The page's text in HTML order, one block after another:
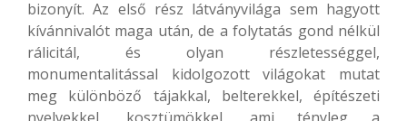
bizonyít. Az első rész látványvilága sem hagyott
kívánnivalót maga után, de a folytatás gond nélkül
rálicitál, és olyan részletességgel,
monumentalitással kidolgozott világokat mutat
meg különböző tájakkal, belterekkel, építészeti